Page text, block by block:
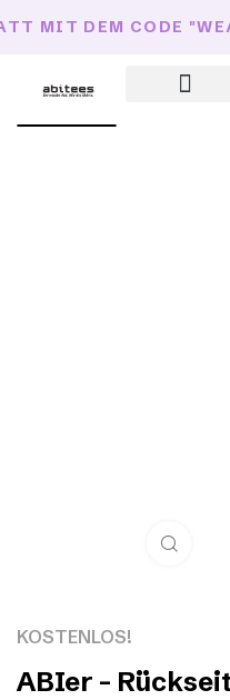
MIT DEM CODE
KOSTENLOS!
ABIer –